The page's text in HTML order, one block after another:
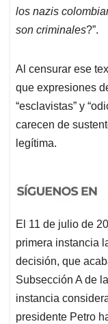
los nazis
son criminales?”.
Al censurar ese
que expresiones
“esclavistas” y
carecen de
legítima.
El 11 de julio de
primera instancia
decisión, que
Subsección A de
instancia
presidente Petro